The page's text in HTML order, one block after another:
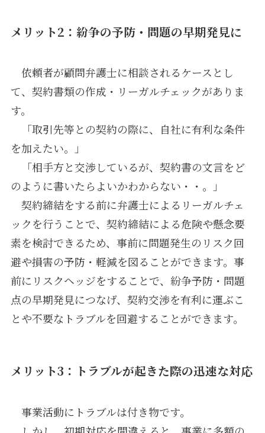
メリット2：紛争の予防・問題の早期発見に
依頼者が顧問弁護士に相談されるケースとし
て、契約書類の作成・リーガルチェックがありま
す。
「取引先等との契約の際に、自社に有利な条件
を加えたい。」
「相手方と交渉しているが、契約書の文言をど
のように書いたらよいかわからない・・。」
契約締結をする前に弁護士によるリーガルチェ
ックを行うことで、契約締結による危険や懸念要
素を検討できるため、事前に問題発生のリスク回
避や損害の予防・軽減を図ることができます。事
前にリスクヘッジをすることで、紛争予防・問題
点の早期発見につなげ、契約交渉を有利に運ぶこ
とや不要なトラブルを回避することができます。
メリット3：トラブルが起きた際の迅速な対応
事業活動にトラブルは付き物です。